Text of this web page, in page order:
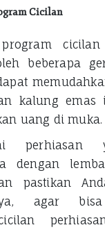
Cicilan
beberapa
kalung emas
uang di muka.
perhiasan
dengan
pastikan
agar